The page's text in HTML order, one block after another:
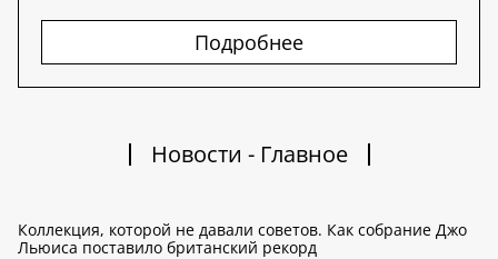
Подробнее
Новости - Главное
Коллекция, которой не давали советов. Как собрание Джо
Льюиса поставило британский рекорд